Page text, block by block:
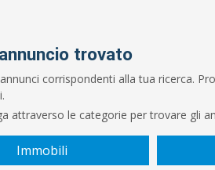
trovato
corrispondenti alla tua ricerca.
attraverso le categorie per trovare gli
Immobili